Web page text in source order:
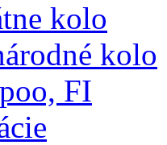
kolo
kolo
FI